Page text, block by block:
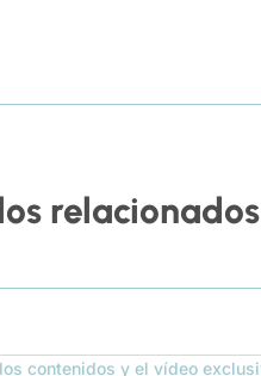
relacionados